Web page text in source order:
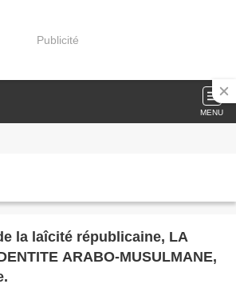
Publicité
MENU
la laîcité républicaine, LA
ARABO-MUSULMANE,